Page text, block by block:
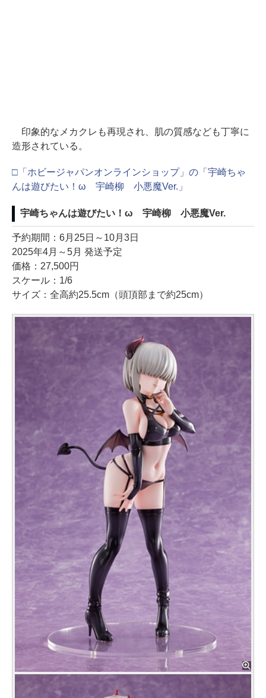
印象的なメカクレも再現され、肌の質感なども丁寧に
造形されている。
□「ホビージャパンオンラインショップ」の「宇崎ちゃ
んは遊びたい！ω 宇崎柳 小悪魔Ver.」
宇崎ちゃんは遊びたい！ω 宇崎柳 小悪魔Ver.
予約期間：6月25日～10月3日
2025年4月～5月 発送予定
価格：27,500円
スケール：1/6
サイズ：全高約25.5cm（頭頂部まで約25cm）